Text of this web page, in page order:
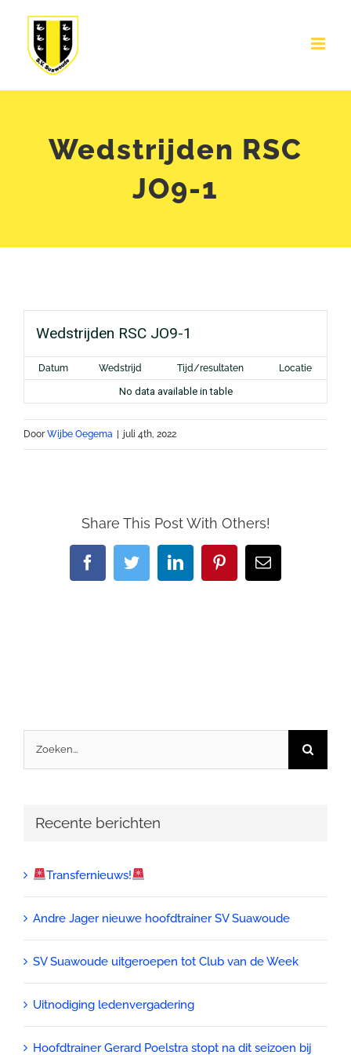
inhoud
Wedstrijden RSC
JO9-1
Wedstrijden RSC JO9-1
Datum Wedstrijd Tijd/resultaten Locatie
No data available in table
DoorWijbe Oegema juli 4th, 2022
Share This Post With Others!
FacebookTwitterLinkedInPinterestE-
mail
Zoeken
naar:
Recente berichten
Transfernieuws!
Andre Jager nieuwe hoofdtrainer SV Suawoude
SV Suawoude uitgeroepen tot Club van de Week
Uitnodiging ledenvergadering
Hoofdtrainer Gerard Poelstra stopt na dit seizoen bij